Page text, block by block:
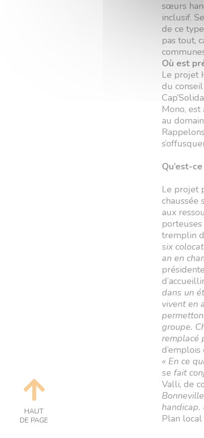
sœurs
inclusif.
de ce
pas tout,
Où est
Le projet
du
Mono,
au
Qu’est-
Le projet
chaussée
aux
tremplin
six
an en
dans un
vivent en
groupe.
remplacé
« En ce
se fait
Valli, de
handicap.
Plan local
HAUT
DE PAGE